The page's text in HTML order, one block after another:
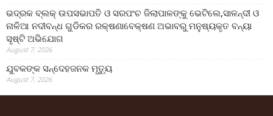
ଭଦ୍ରକ ବ୍ଲକ୍ ଉପସଭାପତି ଓ ସରପଂଚ ଜିଲାପାଳଙ୍କୁ ଭେଟିଲେ,ସାଳନ୍ଦୀ ଓ
ନାଳିଆ ନଦୀବନ୍ଧ ଗୁଡିକର ରକ୍ଷଣାବେକ୍ଷଣ ଅଭାବରୁ ମନୁଷ୍ୟକୃତ ବନ୍ୟା
ସୃଷ୍ଟି ଅଭିଯୋଗ
August 7, 2026
ଯୁବକଙ୍କ ସନ୍ଦେହଜନକ ମୃତ୍ୟୁ
August 7, 2026